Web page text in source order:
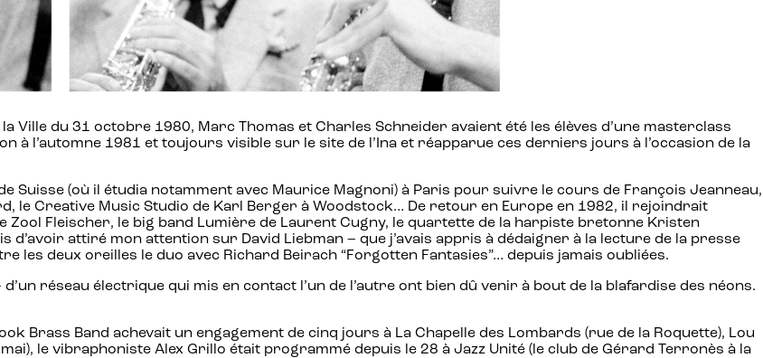
Ville du 31 octobre 1980, Marc Thomas et Charles Schneider avaient été les élèves d’une masterclass
à l’automne 1981 et toujours visible sur le site de l’Ina et réapparue ces derniers jours à l’occasion de la
Suisse (où il étudia notamment avec Maurice Magnoni) à Paris pour suivre le cours de François Jeanneau,
le Creative Music Studio de Karl Berger à Woodstock… De retour en Europe en 1982, il rejoindrait
Zool Fleischer, le big band Lumière de Laurent Cugny, le quartette de la harpiste bretonne Kristen
attiré mon attention sur David Liebman – que j’avais appris à dédaigner à la lecture de la presse
les deux oreilles le duo avec Richard Beirach “Forgotten Fantasies”… depuis jamais oubliées.
réseau électrique qui mis en contact l’un de l’autre ont bien dû venir à bout de la blafardise des néons.
Brass Band achevait un engagement de cinq jours à La Chapelle des Lombards (rue de la Roquette), Lou
le vibraphoniste Alex Grillo était programmé depuis le 28 à Jazz Unité (le club de Gérard Terronès à la